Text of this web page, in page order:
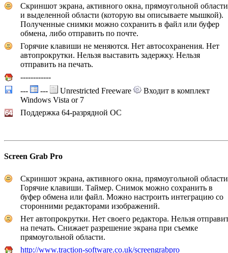
Скриншот экрана, активного окна, прямоугольной области
и выделенной области (которую вы описываете мышкой).
Полученные снимки можно сохранить в файл или буфер
обмена, либо отправить по почте.
Горячие клавиши не меняются. Нет автосохранения. Нет
автопрокрутки. Нельзя выставить задержку. Нельзя
отправить на печать.
------------
---
--- Unrestricted Freeware
Входит в комплект
Windows Vista or 7
Поддержка 64-разрядной ОС
Screen Grab Pro
Скриншот экрана, активного окна, прямоугольной
Горячие клавиши. Таймер. Снимок можно сохранить в
буфер обмена или файл. Можно настроить интеграцию со
сторонними редакторами изображений.
Нет автопрокрутки. Нет своего редактора. Нельзя
на печать. Снижает разрешение экрана при съемке
прямоугольной области.
http://www.traction-software.co.uk/screengrabpro